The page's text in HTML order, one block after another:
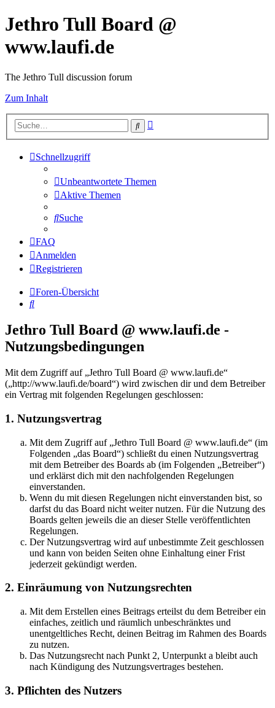
Jethro Tull Board @
www.laufi.de
The Jethro Tull discussion forum
Zum Inhalt
Suche
Schnellzugriff
Unbeantwortete Themen
Aktive Themen
Suche
FAQ
Anmelden
Registrieren
Foren-Übersicht
Suche
Jethro Tull Board @ www.laufi.de -
Nutzungsbedingungen
Mit dem Zugriff auf „Jethro Tull Board @ www.laufi.de“
(„http://www.laufi.de/board“) wird zwischen dir und dem Betreiber
ein Vertrag mit folgenden Regelungen geschlossen:
1. Nutzungsvertrag
Mit dem Zugriff auf „Jethro Tull Board @ www.laufi.de“ (im
Folgenden „das Board“) schließt du einen Nutzungsvertrag
mit dem Betreiber des Boards ab (im Folgenden „Betreiber“)
und erklärst dich mit den nachfolgenden Regelungen
einverstanden.
Wenn du mit diesen Regelungen nicht einverstanden bist, so
darfst du das Board nicht weiter nutzen. Für die Nutzung des
Boards gelten jeweils die an dieser Stelle veröffentlichten
Regelungen.
Der Nutzungsvertrag wird auf unbestimmte Zeit geschlossen
und kann von beiden Seiten ohne Einhaltung einer Frist
jederzeit gekündigt werden.
2. Einräumung von Nutzungsrechten
Mit dem Erstellen eines Beitrags erteilst du dem Betreiber ein
einfaches, zeitlich und räumlich unbeschränktes und
unentgeltliches Recht, deinen Beitrag im Rahmen des Boards
zu nutzen.
Das Nutzungsrecht nach Punkt 2, Unterpunkt a bleibt auch
nach Kündigung des Nutzungsvertrages bestehen.
3. Pflichten des Nutzers